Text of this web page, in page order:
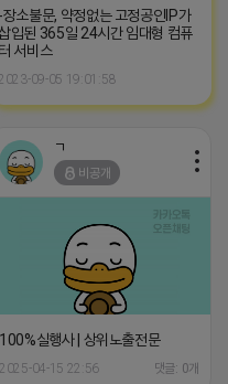
-장소불문, 약정없는 고정공인IP가
입된 365일 24시간 임대형 컴퓨
터 서비스
09-05 19:01:58
ㄱ
비공개
100%실행사 | 상위노출전문
2025-04-15 22:56 댓글: 0개